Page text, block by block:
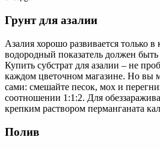
Грунт для азалии
Азалия хорошо развивается только в
водородный показатель должен
Купить субстрат для азалии – не
каждом цветочном магазине. Но вы
сами: смешайте песок, мох и
соотношении 1:1:2. Для
крепким раствором перманганата
Полив